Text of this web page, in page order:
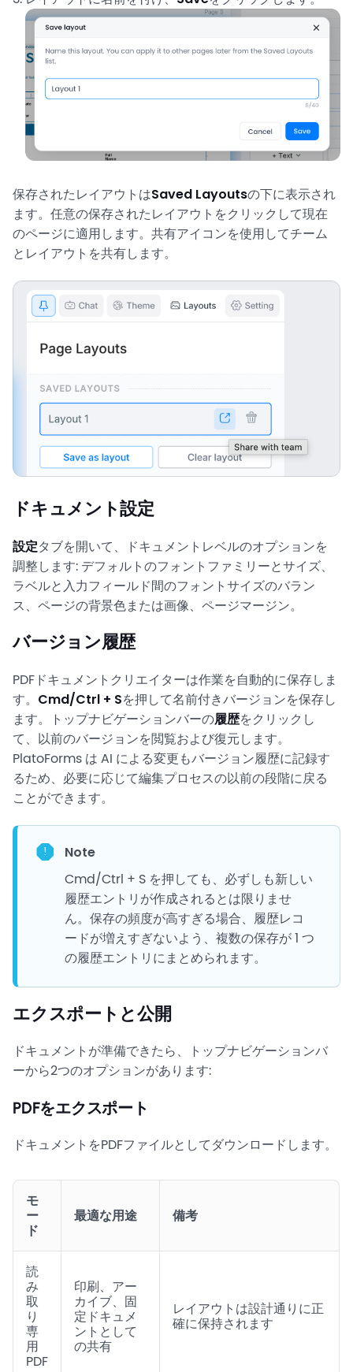
保存されたレイアウトはSaved Layoutsの下に表示され
ます。任意の保存されたレイアウトをクリックして現在
のページに適用します。共有アイコンを使用してチーム
とレイアウトを共有します。
ドキュメント設定
設定タブを開いて、ドキュメントレベルのオプションを
調整します: デフォルトのフォントファミリーとサイズ、
ラベルと入力フィールド間のフォントサイズのバラン
ス、ページの背景色または画像、ページマージン。
バージョン履歴
PDFドキュメントクリエイターは作業を自動的に保存しま
す。 Cmd/Ctrl + Sを押して名前付きバージョンを保存し
ます。トップナビゲーションバーの履歴をクリックし
て、以前のバージョンを閲覧および復元します。
PlatoForms は AI による変更もバージョン履歴に記録す
るため、必要に応じて編集プロセスの以前の段階に戻る
ことができます。
Note
Cmd/Ctrl + S を押しても、必ずしも新しい
履歴エントリが作成されるとは限りませ
ん。保存の頻度が高すぎる場合、履歴レコ
ードが増えすぎないよう、複数の保存が 1 つ
の履歴エントリにまとめられます。
エクスポートと公開
ドキュメントが準備できたら、トップナビゲーションバ
ーから2つのオプションがあります:
PDFをエクスポート
ドキュメントをPDFファイルとしてダウンロードします。
モ
ー
ド
最適な用途 備考
読
み
取
り
専
用
PDF
印刷、アー
カイブ、固
定ドキュメ
ントとして
の共有
レイアウトは設計通りに正
確に保持されます